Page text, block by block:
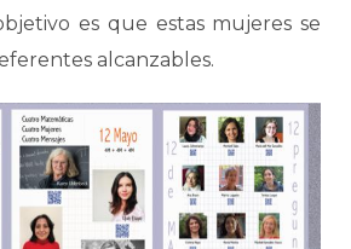
es que estas mujeres se
alcanzables.